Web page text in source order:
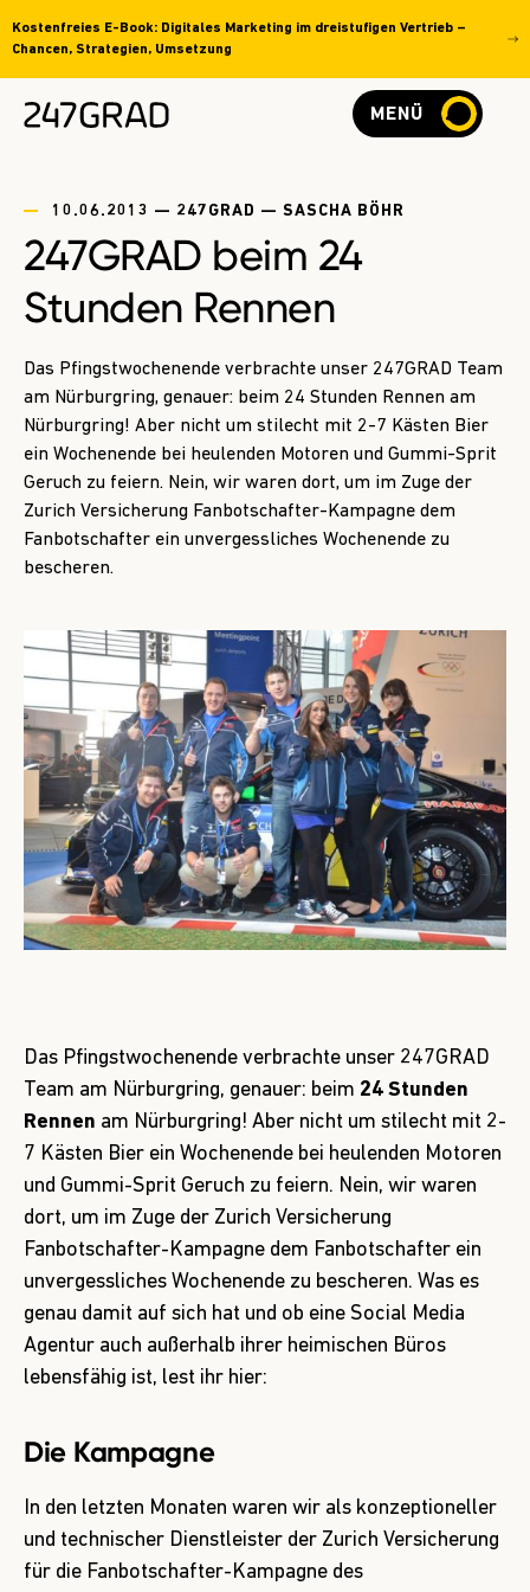
Kostenfreies E-Book: Digitales Marketing im dreistufigen Vertrieb –
Chancen, Strategien, Umsetzung
MENÜ
10.06.2013 — 247GRAD — SASCHA BÖHR
247GRAD beim 24
Stunden Rennen
Das Pfingstwochenende verbrachte unser 247GRAD Team
am Nürburgring, genauer: beim 24 Stunden Rennen am
Nürburgring! Aber nicht um stilecht mit 2-7 Kästen Bier
ein Wochenende bei heulenden Motoren und Gummi-Sprit
Geruch zu feiern. Nein, wir waren dort, um im Zuge der
Zurich Versicherung Fanbotschafter-Kampagne dem
Fanbotschafter ein unvergessliches Wochenende zu
bescheren.
Das Pfingstwochenende verbrachte unser 247GRAD
Team am Nürburgring, genauer: beim 24 Stunden
Rennen am Nürburgring! Aber nicht um stilecht mit 2-
7 Kästen Bier ein Wochenende bei heulenden Motoren
und Gummi-Sprit Geruch zu feiern. Nein, wir waren
dort, um im Zuge der Zurich Versicherung
Fanbotschafter-Kampagne dem Fanbotschafter ein
unvergessliches Wochenende zu bescheren. Was es
genau damit auf sich hat und ob eine Social Media
Agentur auch außerhalb ihrer heimischen Büros
lebensfähig ist, lest ihr hier:
Die Kampagne
In den letzten Monaten waren wir als konzeptioneller
und technischer Dienstleister der Zurich Versicherung
für die Fanbotschafter-Kampagne des